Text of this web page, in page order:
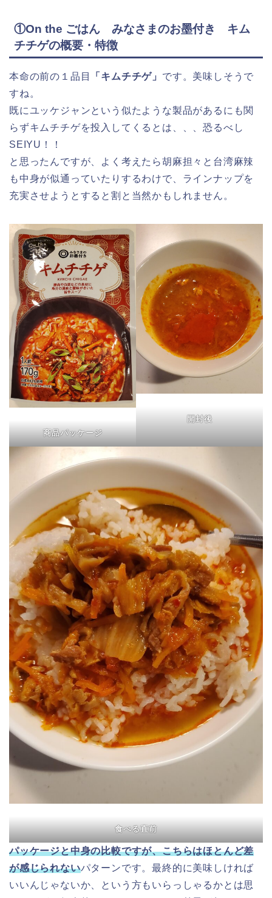
①On the ごはん みなさまのお墨付き キム
チチゲの概要・特徴
本命の前の１品目 「キムチチゲ」 です。美味しそうで
すね。
既にユッケジャンという似たような製品があるにも関
らずキムチチゲを投入してくるとは、、、恐るべし
SEIYU！！
と思ったんですが、よく考えたら胡麻担々と台湾麻辣
も中身が似通っていたりするわけで、ラインナップを
充実させようとすると割と当然かもしれません。
商品パッケージ
開封後
食べる直前
パッケージと中身の比較ですが、こちらはほとんど差
が感じられないパターンです。最終的に美味しければ
いいんじゃないか、という方もいらっしゃるかとは思